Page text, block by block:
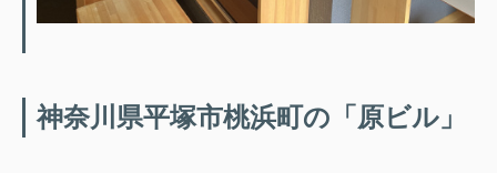
神奈川県平塚市桃浜町の「原ビル」